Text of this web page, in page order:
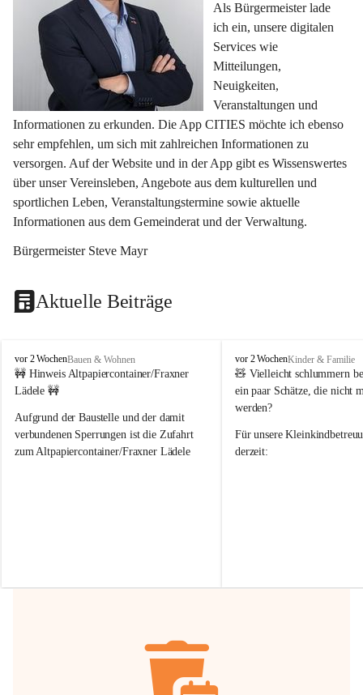
Als Bürgermeister lade
ich ein, unsere digitalen
Services wie
Mitteilungen,
Neuigkeiten,
Veranstaltungen und
Informationen zu erkunden. Die App CITIES möchte ich ebenso
sehr empfehlen, um sich mit zahlreichen Informationen zu
versorgen. Auf der Website und in der App gibt es Wissenswertes
über unser Vereinsleben, Angebote aus dem kulturellen und
sportlichen Leben, Veranstaltungstermine sowie aktuelle
Informationen aus dem Gemeinderat und der Verwaltung.
Bürgermeister Steve Mayr
Aktuelle Beiträge
F
r
a
e
r
n
vor 2 WochenBauen & Wohnen
🚧 Hinweis Altpapiercontainer/Fraxner
Lädele 🚧
Aufgrund der Baustelle und der damit
verbundenen Sperrungen ist die Zufahrt
zum Altpapiercontainer/Fraxner Lädele
Hilfsbereitschaft!
F
r
a
x
r
n
vor 2 WochenKinder & Familie
🧸 Vielleicht schlummern
ein paar Schätze, die nicht
werden?
Für unsere
derzeit: